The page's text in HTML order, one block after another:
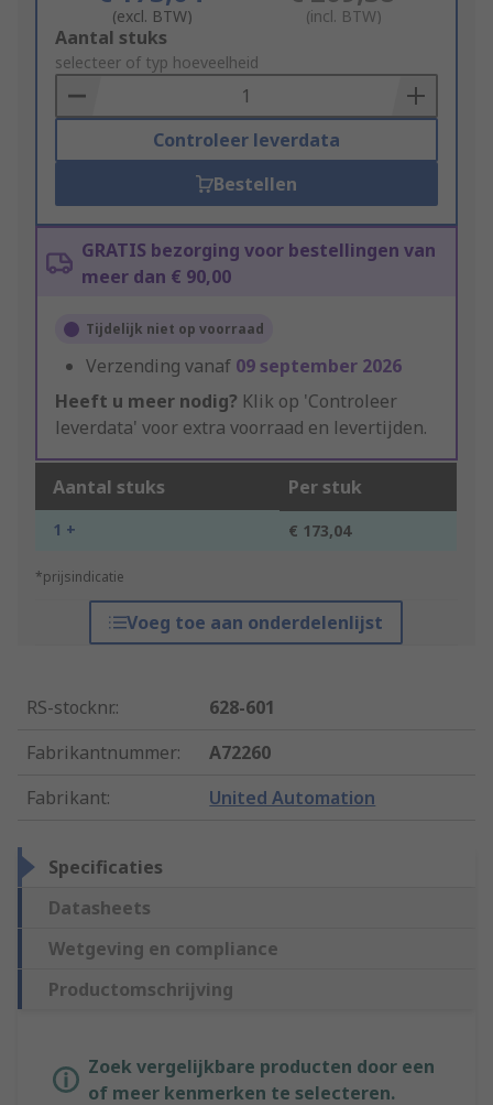
(excl. BTW) (incl. BTW)
Add
to
Basket
Aantal stuks
selecteer of typ hoeveelheid
Controleer leverdata
Bestellen
GRATIS bezorging voor bestellingen van
meer dan € 90,00
Tijdelijk niet op voorraad
Verzending vanaf 09 september 2026
Heeft u meer nodig? Klik op 'Controleer
leverdata' voor extra voorraad en levertijden.
Aantal stuks Per stuk
1 + € 173,04
*prijsindicatie
Voeg toe aan onderdelenlijst
RS-stocknr.:
628-601
Fabrikantnummer:
A72260
Fabrikant: United Automation
Specificaties
Datasheets
Wetgeving en compliance
Productomschrijving
Zoek vergelijkbare producten door een
of meer kenmerken te selecteren.